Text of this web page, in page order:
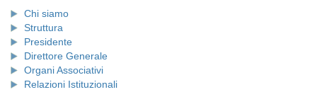
Chi siamo
Struttura
Presidente
Direttore Generale
Organi Associativi
Relazioni Istituzionali